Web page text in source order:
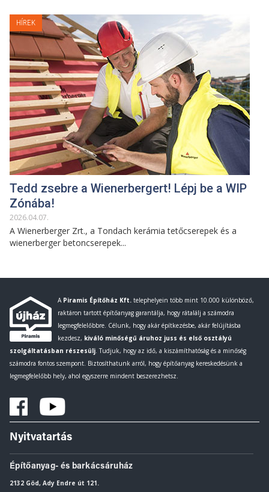
HÍREK
Tedd zsebre a Wienerbergert! Lépj be a WIP
Zónába!
2026.04.07.
A Wienerberger Zrt., a Tondach kerámia tetőcserepek és a
wienerberger betoncserepek...
A Piramis Építőház Kft. telephelyein több mint 10.000 különböző,
raktáron tartott építőanyag garantálja, hogy rátalálj a számodra
legmegfelelőbbre. Célunk, hogy akár építkezésbe, akár felújításba
kezdesz, kiváló minőségű áruhoz juss és első osztályú
szolgáltatásban részesülj . Tudjuk, hogy az idő, a kiszámíthatóság és a minőség
számodra fontos szempont. Biztosíthatunk arról, hogy építőanyag kereskedésünk a
legmegfelelőbb hely, ahol egyszerre mindent beszerezhetsz.
Nyitvatartás
Építőanyag- és barkácsáruház
2132 Göd, Ady Endre út 121.